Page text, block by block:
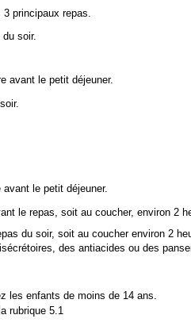
principaux repas.
soir.
avant le petit déjeuner.
le petit déjeuner.
le repas, soit au coucher, environ 2
du soir, soit au coucher environ 2
des antiacides ou des
les enfants de moins de 14 ans.
rubrique 5.1